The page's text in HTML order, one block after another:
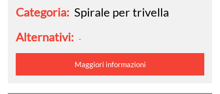
Categoria: Spirale per trivella
Alternativi: -
Maggiori informazioni